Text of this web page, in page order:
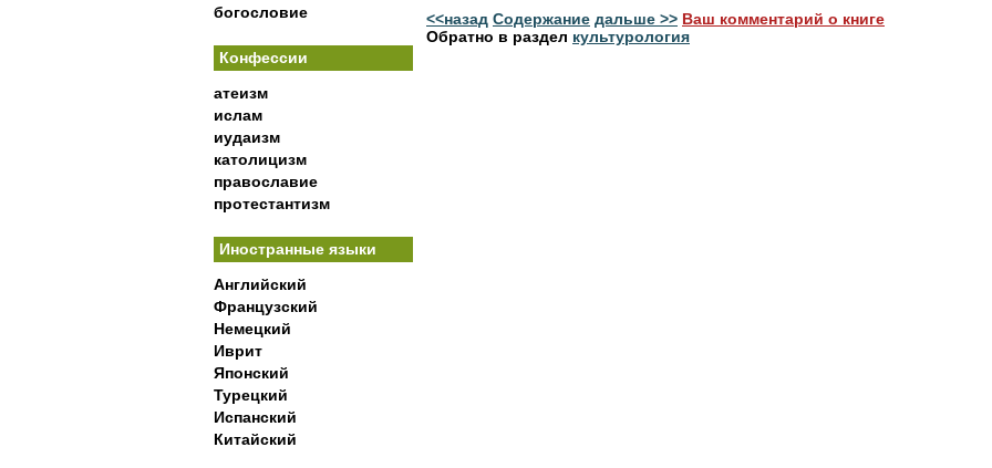
богословие
Конфессии
атеизм
ислам
иудаизм
католицизм
православие
протестантизм
Иностранные языки
Английский
Французский
Немецкий
Иврит
Японский
Турецкий
Испанский
Китайский
<<назад Содержание дальше >> Ваш комментарий о книге
Обратно в раздел культурология